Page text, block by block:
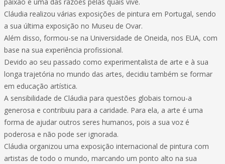
Cláudia realizou várias exposições de pintura em Portugal, sendo
a sua última exposição no Museu de Ovar.
Além disso, formou-se na Universidade de Oneida, nos EUA, com
base na sua experiência profissional.
Devido ao seu passado como experimentalista de arte e à sua
longa trajetória no mundo das artes, decidiu também se formar
em educação artística.
A sensibilidade de Cláudia para questões globais tornou-a
generosa e contribuiu para a caridade. Para ela, a arte é uma
forma de ajudar outros seres humanos, pois a sua voz é
poderosa e não pode ser ignorada.
Cláudia organizou uma exposição internacional de pintura com
artistas de todo o mundo, marcando um ponto alto na sua